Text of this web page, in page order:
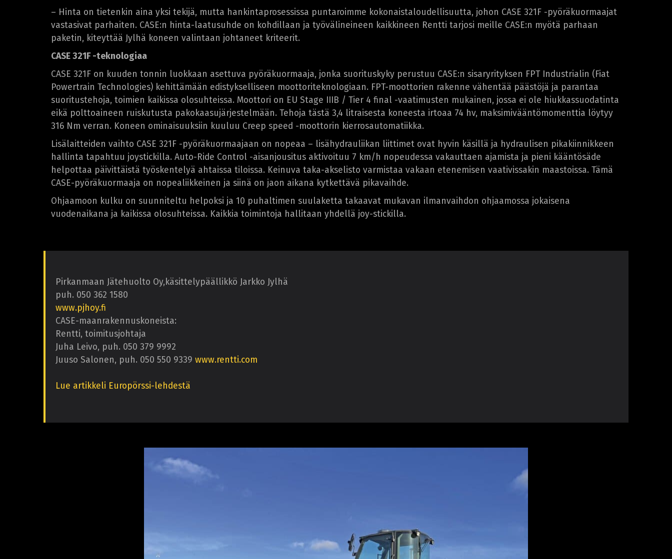
– Hinta on tietenkin aina yksi tekijä, mutta hankintaprosessissa puntaroimme kokonaistaloudellisuutta, johon CASE 321F -pyöräkuormaajat
vastasivat parhaiten. CASE:n hinta-laatusuhde on kohdillaan ja työvälineineen kaikkineen Rentti tarjosi meille CASE:n myötä parhaan
paketin, kiteyttää Jylhä koneen valintaan johtaneet kriteerit.
CASE 321F -teknologiaa
CASE 321F on kuuden tonnin luokkaan asettuva pyöräkuormaaja, jonka suorituskyky perustuu CASE:n sisaryrityksen FPT Industrialin (Fiat
Powertrain Technologies) kehittämään edistykselliseen moottoriteknologiaan. FPT-moottorien rakenne vähentää päästöjä ja parantaa
suoritustehoja, toimien kaikissa olosuhteissa. Moottori on EU Stage IIIB / Tier 4 final -vaatimusten mukainen, jossa ei ole hiukkassuodatinta
eikä polttoaineen ruiskutusta pakokaasujärjestelmään. Tehoja tästä 3,4 litraisesta koneesta irtoaa 74 hv, maksimivääntömomenttia löytyy
316 Nm verran. Koneen ominaisuuksiin kuuluu Creep speed -moottorin kierrosautomatiikka.
Lisälaitteiden vaihto CASE 321F -pyöräkuormaajaan on nopeaa – lisähydrauliikan liittimet ovat hyvin käsillä ja hydraulisen pikakiinnikkeen
hallinta tapahtuu joystickilla. Auto-Ride Control -aisanjousitus aktivoituu 7 km/h nopeudessa vakauttaen ajamista ja pieni kääntösäde
helpottaa päivittäistä työskentelyä ahtaissa tiloissa. Keinuva taka-akselisto varmistaa vakaan etenemisen vaativissakin maastoissa. Tämä
CASE-pyöräkuormaaja on nopealiikkeinen ja siinä on jaon aikana kytkettävä pikavaihde.
Ohjaamoon kulku on suunniteltu helpoksi ja 10 puhaltimen suulaketta takaavat mukavan ilmanvaihdon ohjaamossa jokaisena
vuodenaikana ja kaikissa olosuhteissa. Kaikkia toimintoja hallitaan yhdellä joy-stickilla.
Pirkanmaan Jätehuolto Oy,käsittelypäällikkö Jarkko Jylhä
puh. 050 362 1580
www.pjhoy.fi
CASE-maanrakennuskoneista:
Rentti, toimitusjohtaja
Juha Leivo, puh. 050 379 9992
Juuso Salonen, puh. 050 550 9339 www.rentti.com
Lue artikkeli Europörssi-lehdestä